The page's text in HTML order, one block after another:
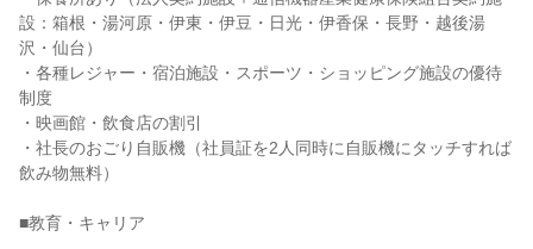
設：箱根・湯河原・伊東・伊豆・日光・伊香保・長野・越後湯
沢・仙台）
・各種レジャー・宿泊施設・スポーツ・ショッピング施設の優待
制度
・映画館・飲食店の割引
・社長のおごり自販機（社員証を2人同時に自販機にタッチすれば
飲み物無料）
■教育・キャリア